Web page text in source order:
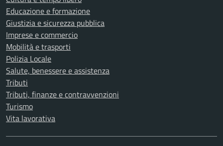
Educazione e formazione
Giustizia e sicurezza pubblica
Imprese e commercio
Mobilità e trasporti
Polizia Locale
Salute, benessere e assistenza
Tributi
Tributi, finanze e contravvenzioni
Turismo
Vita lavorativa